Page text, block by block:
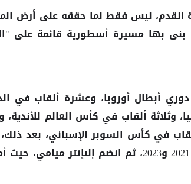
القدم، ليس فقط لما حققه على أرض
بنى بها مسيرة أسطورية قائمة على
أبطال أوروبا، وعشرة ألقاب في
ألقاب في كأس العالم للأندية،
في كأس السوبر الإسباني، بعد
الأرجنتيني مع باريس سان جيرمان بين عامي 2021 و2023، ثم انضم إلىإنتر